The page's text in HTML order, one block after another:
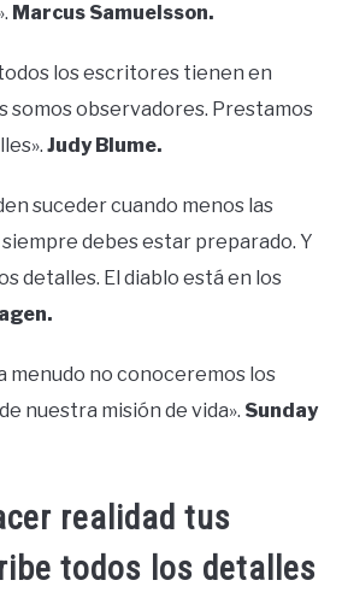
Marcus Samuelsson.
los escritores tienen en
somos observadores. Prestamos
Judy Blume.
suceder cuando menos las
debes estar preparado. Y
detalles. El diablo está en los
menudo no conoceremos los
nuestra misión de vida». Sunday
realidad tus
todos los detalles